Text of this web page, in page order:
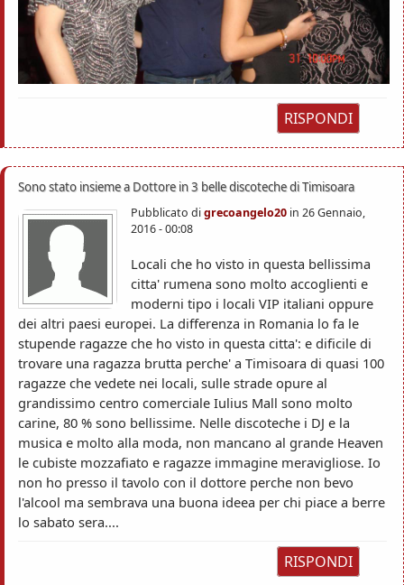
RISPONDI
Sono stato insieme a Dottore in 3 belle discoteche di Timisoara
Pubblicato digrecoangelo20 in 26 Gennaio,
2016 - 00:08
Locali che ho visto in questa bellissima
citta' rumena sono molto accoglienti e
moderni tipo i locali VIP italiani oppure
dei altri paesi europei. La differenza in Romania lo fa le
stupende ragazze che ho visto in questa citta': e dificile di
trovare una ragazza brutta perche' a Timisoara di quasi 100
ragazze che vedete nei locali, sulle strade opure al
grandissimo centro comerciale Iulius Mall sono molto
carine, 80 % sono bellissime. Nelle discoteche i DJ e la
musica e molto alla moda, non mancano al grande Heaven
le cubiste mozzafiato e ragazze immagine meravigliose. Io
non ho presso il tavolo con il dottore perche non bevo
l'alcool ma sembrava una buona ideea per chi piace a berre
lo sabato sera....
RISPONDI